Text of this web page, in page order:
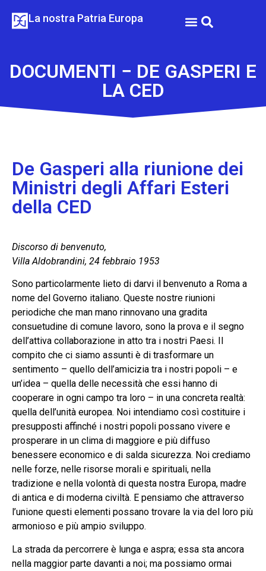
La nostra Patria Europa
DOCUMENTI − DE GASPERI E
LA CED
De Gasperi alla riunione dei
Ministri degli Affari Esteri
della CED
Discorso di benvenuto,
Villa Aldobrandini, 24 febbraio 1953
Sono particolarmente lieto di darvi il benvenuto a Roma a
nome del Governo italiano. Queste nostre riunioni
periodiche che man mano rinnovano una gradita
consuetudine di comune lavoro, sono la prova e il segno
dell’attiva collaborazione in atto tra i nostri Paesi. Il
compito che ci siamo assunti è di trasformare un
sentimento – quello dell’amicizia tra i nostri popoli – e
un’idea – quella delle necessità che essi hanno di
cooperare in ogni campo tra loro – in una concreta realtà:
quella dell’unità europea. Noi intendiamo così costituire i
presupposti affinché i nostri popoli possano vivere e
prosperare in un clima di maggiore e più diffuso
benessere economico e di salda sicurezza. Noi crediamo
nelle forze, nelle risorse morali e spirituali, nella
tradizione e nella volontà di questa nostra Europa, madre
di antica e di moderna civiltà. E pensiamo che attraverso
l’unione questi elementi possano trovare la via del loro più
armonioso e più ampio sviluppo.
La strada da percorrere è lunga e aspra; essa sta ancora
nella maggior parte davanti a noi; ma possiamo ormai